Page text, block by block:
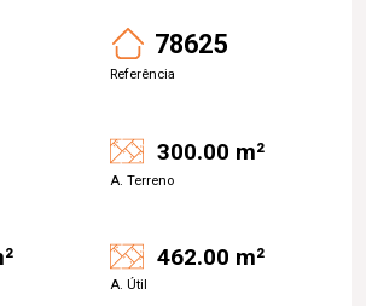
78625
Referência
300.00 m²
A. Terreno
462.00 m²
A. Útil